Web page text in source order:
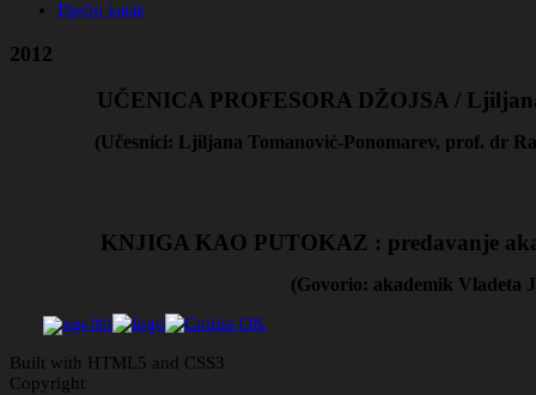
Dječiji kutak
2012
UČENICA PROFESORA DŽOJSA /
(Učesnici: Ljiljana Tomanović-Ponomarev, prof. dr
KNJIGA KAO PUTOKAZ : predavanje
(Govorio: akademik Vladeta
Built with HTML5 and CSS3
Copyright